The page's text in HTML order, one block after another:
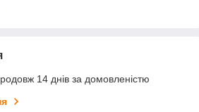
14 днів за домовленістю